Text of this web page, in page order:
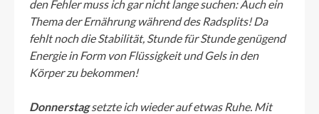
den Fehler muss ich gar nicht lange suchen: Auch ein
Thema der Ernährung während des Radsplits! Da
fehlt noch die Stabilität, Stunde für Stunde genügend
Energie in Form von Flüssigkeit und Gels in den
Körper zu bekommen!
Donnerstagsetzte ich wieder auf etwas Ruhe. Mit